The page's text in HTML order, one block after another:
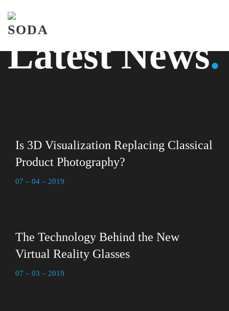
Skip to main content
Контакты
Latest News.
Is 3D Visualization Replacing Classical
Product Photography?
07 – 04 – 2019
The Technology Behind the New
Virtual Reality Glasses
07 – 03 – 2019